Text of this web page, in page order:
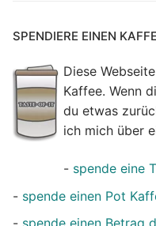
SPENDIERE EINEN
Diese
Kaffee. Wenn
du etwas
ich mich über
- spende eine
- spende einen Pot